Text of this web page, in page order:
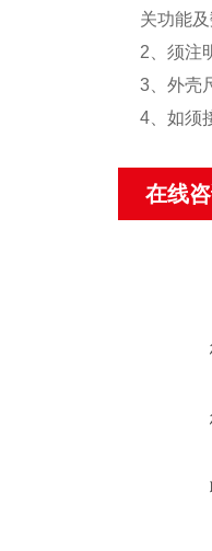
关功能
2、须注
3、外壳
4、如须
在线